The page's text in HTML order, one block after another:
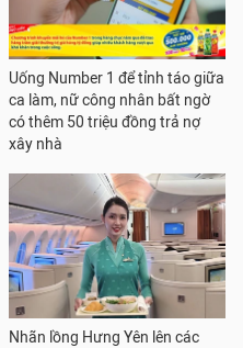
Uống Number 1 để tỉnh táo giữa
ca làm, nữ công nhân bất ngờ
có thêm 50 triệu đồng trả nợ
xây nhà
Nhãn lồng Hưng Yên lên các